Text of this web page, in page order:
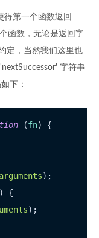
得第一个函数返回
函数，无论是返回字
定，当然我们这里也
字符串
下：
(fn) {
arguments);
) {
);